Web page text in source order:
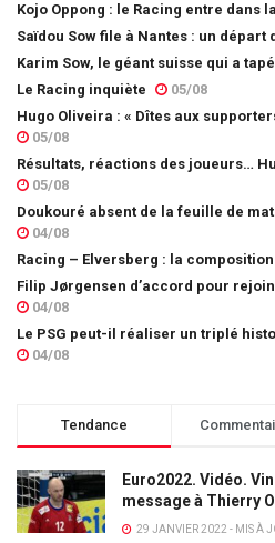
Kojo Oppong : le Racing entre dans
Saïdou Sow file à Nantes : un
Karim Sow, le géant suisse qui a
Le Racing inquiète
05/08
Hugo Oliveira : « Dîtes aux
05/08
05/08
04/08
Racing – Elversberg : la composition
Filip Jørgensen d’accord pour
04/08
04/08
Tendance
Euro2022. Vidéo.
message à Thierry
29 JANVIER 2022 - MIS À